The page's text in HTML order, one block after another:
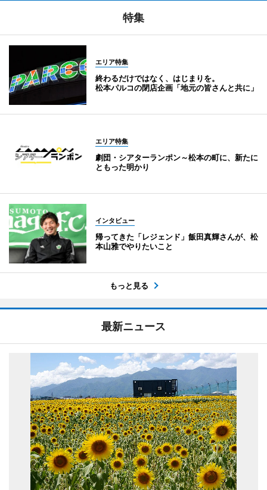
特集
エリア特集
終わるだけではなく、はじまりを。
松本パルコの閉店企画「地元の皆さんと共に」
エリア特集
劇団・シアターランポン～松本の町に、新たに
ともった明かり
インタビュー
帰ってきた「レジェンド」飯田真輝さんが、松
本山雅でやりたいこと
もっと見る
最新ニュース